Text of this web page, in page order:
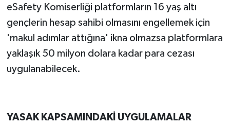
eSafety Komiserliği platformların 16 yaş altı
gençlerin hesap sahibi olmasını engellemek için
'makul adımlar attığına' ikna olmazsa platformlara
yaklaşık 50 milyon dolara kadar para cezası
uygulanabilecek.
YASAK KAPSAMINDAKİ UYGULAMALAR